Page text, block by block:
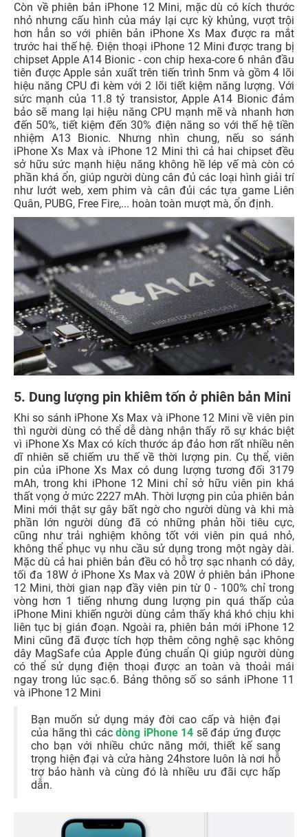
Còn về phiên bản iPhone 12 Mini, mặc dù có kích thước
nhỏ nhưng cấu hình của máy lại cực kỳ khủng, vượt trội
hơn hẳn so với phiên bản iPhone Xs Max được ra mắt
trước hai thế hệ. Điện thoại iPhone 12 Mini được trang bị
chipset Apple A14 Bionic - con chip hexa-core 6 nhân đầu
tiên được Apple sản xuất trên tiến trình 5nm và gồm 4 lõi
hiệu năng CPU đi kèm với 2 lõi tiết kiệm năng lượng. Với
sức mạnh của 11.8 tỷ transistor, Apple A14 Bionic đảm
bảo sẽ mang lại hiệu năng CPU mạnh mẽ và nhanh hơn
đến 50%, tiết kiệm đến 30% điện năng so với thế hệ tiền
nhiệm A13 Bionic. Nhưng nhìn chung, nếu so sánh
iPhone Xs Max và iPhone 12 Mini thì cả hai chipset đều
sở hữu sức mạnh hiệu năng không hề lép vế mà còn có
phần khá ổn, giúp người dùng cân đủ các loại hình giải trí
như lướt web, xem phim và cân đủi các tựa game Liên
Quân, PUBG, Free Fire,... hoàn toàn mượt mà, ổn định.
5. Dung lượng pin khiêm tốn ở phiên bản Mini
Khi so sánh iPhone Xs Max và iPhone 12 Mini về viên pin
thì người dùng có thể dễ dàng nhận thấy rõ sự khác biệt
vì iPhone Xs Max có kích thước áp đảo hơn rất nhiều nên
dĩ nhiên sẽ chiếm ưu thế về thời lượng pin. Cụ thể, viên
pin của iPhone Xs Max có dung lượng tương đối 3179
mAh, trong khi iPhone 12 Mini chỉ sở hữu viên pin khá
thất vọng ở mức 2227 mAh. Thời lượng pin của phiên bản
Mini mới thật sự gây bất ngờ cho người dùng và khi mà
phần lớn người dùng đã có những phản hồi tiêu cực,
cũng như trải nghiệm không tốt với viên pin quá nhỏ,
không thể phục vụ nhu cầu sử dụng trong một ngày dài.
Mặc dù cả hai phiên bản đều có hỗ trợ sạc nhanh có dây,
tối đa 18W ở iPhone Xs Max và 20W ở phiên bản iPhone
12 Mini, thời gian nạp đầy viên pin từ 0 - 100% chỉ trong
vòng hơn 1 tiếng nhưng dung lượng pin quá thấp của
iPhone Mini khiến người dùng cảm thấy khá khó chịu khi
liên tục bị gián đoạn. Ngoài ra, phiên bản mới iPhone 12
Mini cũng đã được tích hợp thêm công nghệ sạc không
dây MagSafe của Apple đúng chuẩn Qi giúp người dùng
có thể sử dụng điện thoại được an toàn và thoải mái
ngay trong lúc sạc.6. Bảng thông số so sánh iPhone 11
và iPhone 12 Mini
Bạn muốn sử dụng máy đời cao cấp và hiện đại
của hãng thì các dòng iPhone 14 sẽ đáp ứng được
cho bạn với nhiều chức năng mới, thiết kế sang
trọng hiện đại và cửa hàng 24hstore luôn là nơi hỗ
trợ bảo hành và cùng đó là nhiều ưu đãi cực hấp
dẫn.